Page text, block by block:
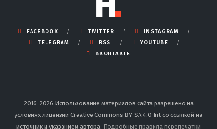
FACEBOOK TWITTER
INSTAGRAM
TELEGRAM
RSS
YOUTUBE
ВКОНТАКТЕ
2016-2026 Использование материалов сайта разрешено на
условиях лицензии Creative Commons BY-SA 4.0 Int со ссылкой на
источник и указанием автора. Подробные правила перепечатки